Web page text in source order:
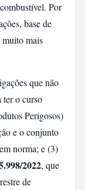
Por
base de
mais
que não
ter o curso
Perigosos)
e o conjunto
norma; e (3)
2022, que
de